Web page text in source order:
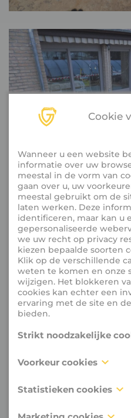
Cookie
Wanneer u een website
informatie over uw
meestal in de vorm van
gaan over u, uw
meestal gebruikt om de
laten werken. Deze
identificeren, maar kan u
gepersonaliseerde
we uw recht op privacy
kiezen bepaalde soorten
Klik op de verschillende
weten te komen en onze
wijzigen. Het blokkeren
cookies kan echter een
ervaring met de site en
bieden.
Strikt noodzakelijke
Deze cookies zijn
van de website en
alleen ingesteld als een
Voorkeur cookies
Voorkeur cookies, ook
“functionaliteitscookies”,
Statistieken cookies
Statistieken cookies, ook